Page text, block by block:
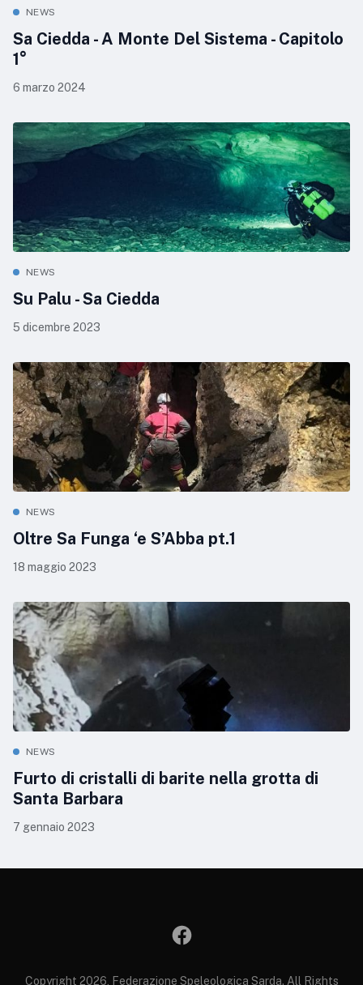
NEWS
Sa Ciedda - A Monte Del Sistema - Capitolo
1°
6 marzo 2024
NEWS
Su Palu - Sa Ciedda
5 dicembre 2023
NEWS
Oltre Sa Funga ‘e S’Abba pt.1
18 maggio 2023
NEWS
Furto di cristalli di barite nella grotta di
Santa Barbara
7 gennaio 2023
Copyright 2026, Federazione Speleologica Sarda. All Rights